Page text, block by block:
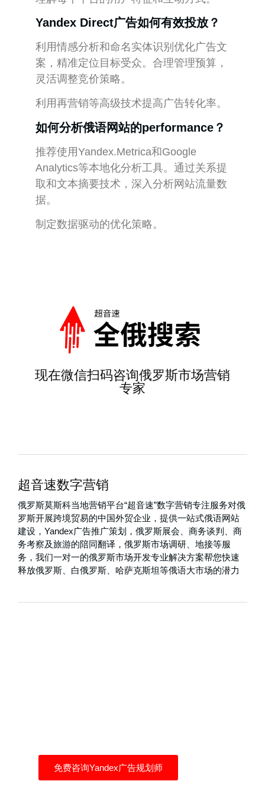
Yandex Direct广告如何有效投放？
利用情感分析和命名实体识别优化广告文
案，精准定位目标受众。合理管理预算，
灵活调整竞价策略。
利用再营销等高级技术提高广告转化率。
如何分析俄语网站的performance？
推荐使用Yandex.Metrica和Google
Analytics等本地化分析工具。通过关系提
取和文本摘要技术，深入分析网站流量数
据。
制定数据驱动的优化策略。
现在微信扫码咨询俄罗斯市场营销
专家
超音速数字营销
俄罗斯莫斯科当地营销平台“超音速”数字营销专注服务对俄
罗斯开展跨境贸易的中国外贸企业，提供一站式俄语网站
建设，Yandex广告推广策划，俄罗斯展会、商务谈判、商
务考察及旅游的陪同翻译，俄罗斯市场调研、地接等服
务，我们一对一的俄罗斯市场开发专业解决方案帮您快速
释放俄罗斯、白俄罗斯、哈萨克斯坦等俄语大市场的潜力
免费咨询Yandex广告规划师